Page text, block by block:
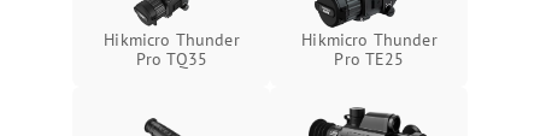
Неисправность системы
защиты от перегрева
1500 ₽ Подробнее →
от перенапряжения
Подробнее →
Hikmicro Thunder
Pro TQ35
Hikmicro Thunder
Pro TE25